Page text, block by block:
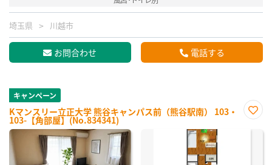
埼玉県 川越市
お問合わせ 電話する
キャンペーン
Kマンスリー立正大学 熊谷キャンパス前（熊谷駅南） 103・
103-【角部屋】(No.834341)
に入